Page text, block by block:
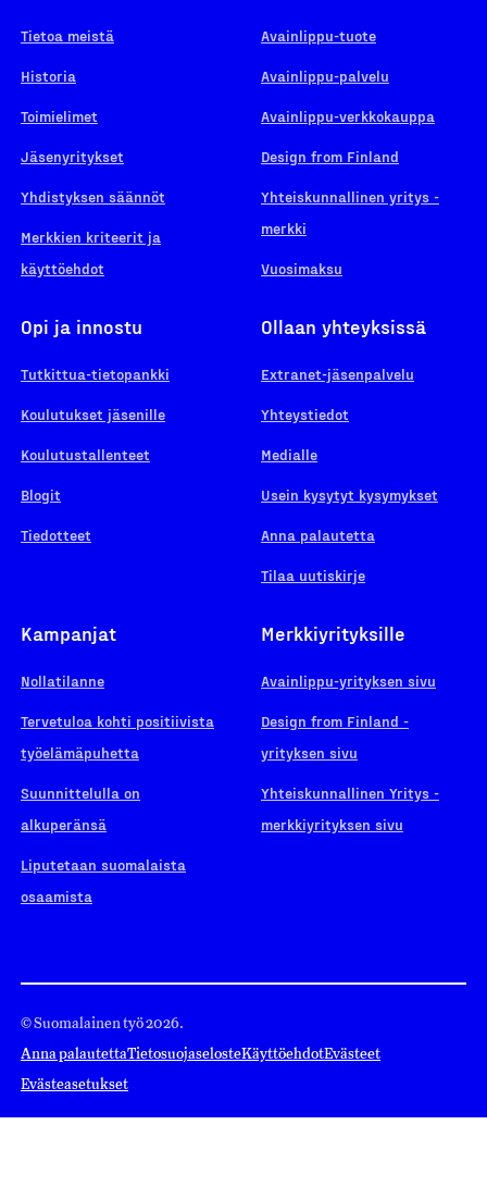
Tietoa meistä
Historia
Toimielimet
Jäsenyritykset
Yhdistyksen säännöt
Merkkien kriteerit ja
käyttöehdot
Avainlippu-tuote
Avainlippu-palvelu
Avainlippu-verkkokauppa
Design from Finland
Yhteiskunnallinen yritys -
merkki
Vuosimaksu
Opi ja innostu
Tutkittua-tietopankki
Koulutukset jäsenille
Koulutustallenteet
Blogit
Tiedotteet
Ollaan yhteyksissä
Extranet-jäsenpalvelu
Yhteystiedot
Medialle
Usein kysytyt kysymykset
Anna palautetta
Tilaa uutiskirje
Kampanjat
Nollatilanne
Tervetuloa kohti positiivista
työelämäpuhetta
Suunnittelulla on
alkuperänsä
Liputetaan suomalaista
osaamista
Merkkiyrityksille
Avainlippu-yrityksen sivu
Design from Finland -
yrityksen sivu
Yhteiskunnallinen Yritys -
merkkiyrityksen sivu
© Suomalainen työ 2026.
Anna palautettaTietosuojaselosteKäyttöehdotEvästeet
Evästeasetukset